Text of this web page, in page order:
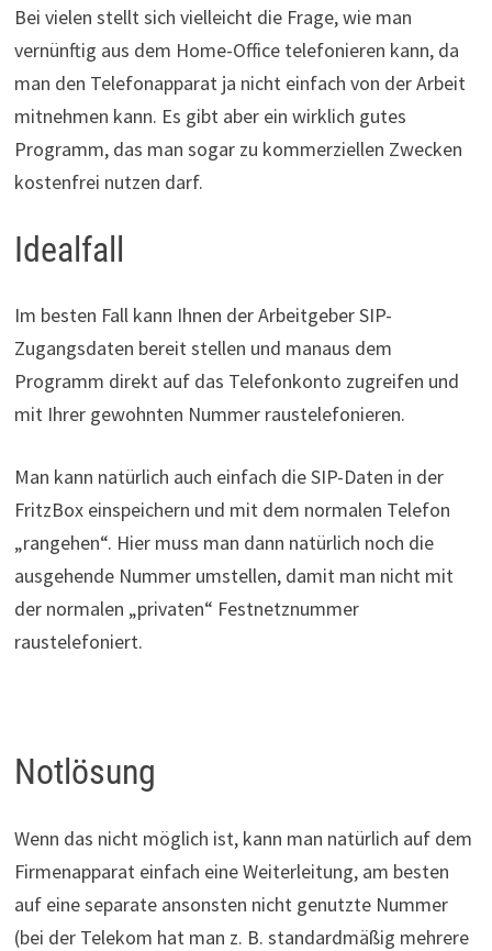
Bei vielen stellt sich vielleicht die Frage, wie man
vernünftig aus dem Home-Office telefonieren kann, da
man den Telefonapparat ja nicht einfach von der Arbeit
mitnehmen kann. Es gibt aber ein wirklich gutes
Programm, das man sogar zu kommerziellen Zwecken
kostenfrei nutzen darf.
Idealfall
Im besten Fall kann Ihnen der Arbeitgeber SIP-
Zugangsdaten bereit stellen und manaus dem
Programm direkt auf das Telefonkonto zugreifen und
mit Ihrer gewohnten Nummer raustelefonieren.
Man kann natürlich auch einfach die SIP-Daten in der
FritzBox einspeichern und mit dem normalen Telefon
„rangehen“. Hier muss man dann natürlich noch die
ausgehende Nummer umstellen, damit man nicht mit
der normalen „privaten“ Festnetznummer
raustelefoniert.
Notlösung
Wenn das nicht möglich ist, kann man natürlich auf dem
Firmenapparat einfach eine Weiterleitung, am besten
auf eine separate ansonsten nicht genutzte Nummer
(bei der Telekom hat man z. B. standardmäßig mehrere